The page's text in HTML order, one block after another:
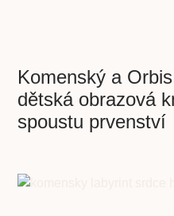
Komenský a
dětská obrazová
spoustu prvenství